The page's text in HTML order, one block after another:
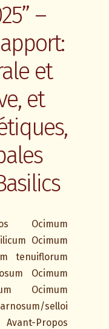
–
et
et
Ocimum
Ocimum
tenuiflorum
Ocimum
Ocimum
selloi
Propos